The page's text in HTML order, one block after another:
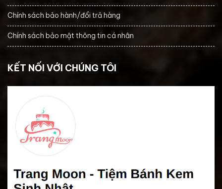
Chính sách bảo hành/đổi trả hàng
Chính sách bảo mật thông tin cá nhân
KẾT NỐI VỚI CHÚNG TÔI